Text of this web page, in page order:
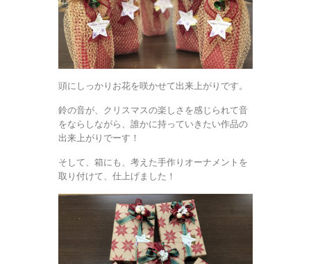
頭にしっかりお花を咲かせて出来上がりです。
鈴の音が、クリスマスの楽しさを感じられて音
をならしながら、誰かに持っていきたい作品の
出来上がりでーす！
そして、箱にも、考えた手作りオーナメントを
取り付けて、仕上げました！